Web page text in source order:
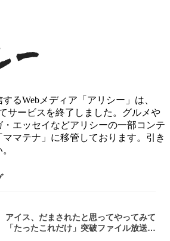
るWebメディア「アリシー」は、
サービスを終了しました。グルメや
エッセイなどアリシーの一部コンテ
マテナ」に移管しております。引き
アイス、だまされたと思ってやってみて
「たったこれだけ」突破ファイル放送で